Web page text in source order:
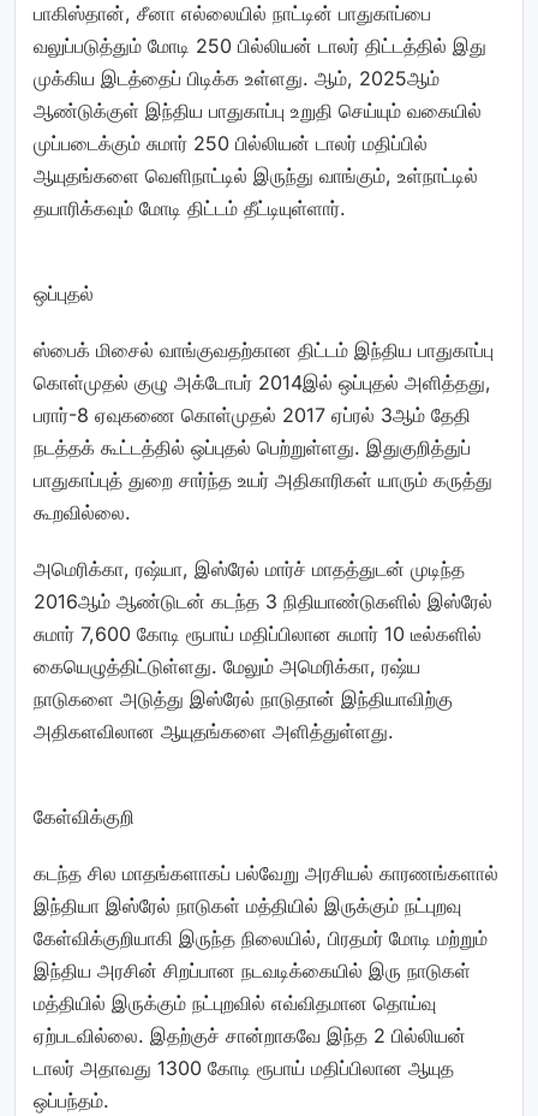
பாகிஸ்தான், சீனா எல்லையில் நாட்டின் பாதுகாப்பை
வலுப்படுத்தும் மோடி 250 பில்லியன் டாலர் திட்டத்தில் இது
முக்கிய இடத்தைப் பிடிக்க உள்ளது. ஆம், 2025ஆம்
ஆண்டுக்குள் இந்திய பாதுகாப்பு உறுதி செய்யும் வகையில்
முப்படைக்கும் சுமார் 250 பில்லியன் டாலர் மதிப்பில்
ஆயுதங்களை வெளிநாட்டில் இருந்து வாங்கும், உள்நாட்டில்
தயாரிக்கவும் மோடி திட்டம் தீட்டியுள்ளார்.
ஒப்புதல்
ஸ்பைக் மிசைல் வாங்குவதற்கான திட்டம் இந்திய பாதுகாப்பு
கொள்முதல் குழு அக்டோபர் 2014இல் ஒப்புதல் அளித்தது,
பரார்-8 ஏவுகணை கொள்முதல் 2017 ஏப்ரல் 3ஆம் தேதி
நடத்தக் கூட்டத்தில் ஒப்புதல் பெற்றுள்ளது. இதுகுறித்துப்
பாதுகாப்புத் துறை சார்ந்த உயர் அதிகாரிகள் யாரும் கருத்து
கூறவில்லை.
அமெரிக்கா, ரஷ்யா, இஸ்ரேல் மார்ச் மாதத்துடன் முடிந்த
2016ஆம் ஆண்டுடன் கடந்த 3 நிதியாண்டுகளில் இஸ்ரேல்
சுமார் 7,600 கோடி ரூபாய் மதிப்பிலான சுமார் 10 டீல்களில்
கையெழுத்திட்டுள்ளது. மேலும் அமெரிக்கா, ரஷ்ய
நாடுகளை அடுத்து இஸ்ரேல் நாடுதான் இந்தியாவிற்கு
அதிகளவிலான ஆயுதங்களை அளித்துள்ளது.
கேள்விக்குறி
கடந்த சில மாதங்களாகப் பல்வேறு அரசியல் காரணங்களால்
இந்தியா இஸ்ரேல் நாடுகள் மத்தியில் இருக்கும் நட்புறவு
கேள்விக்குறியாகி இருந்த நிலையில், பிரதமர் மோடி மற்றும்
இந்திய அரசின் சிறப்பான நடவடிக்கையில் இரு நாடுகள்
மத்தியில் இருக்கும் நட்புறவில் எவ்விதமான தொய்வு
ஏற்படவில்லை. இதற்குச் சான்றாகவே இந்த 2 பில்லியன்
டாலர் அதாவது 1300 கோடி ரூபாய் மதிப்பிலான ஆயுத
ஒப்பந்தம்.